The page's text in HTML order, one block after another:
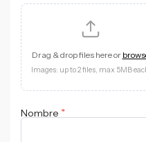
Drag & drop files here or
Images: up to 2 files, max 5MB
Nombre *